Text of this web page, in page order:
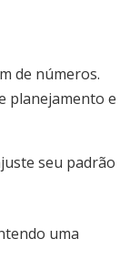
de números.
planejamento e
seu padrão
uma